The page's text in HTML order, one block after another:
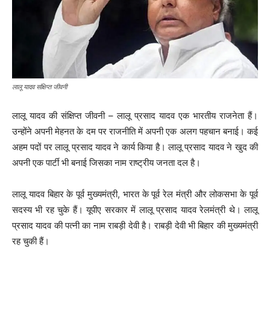
लालू यादव संक्षिप्त जीवनी
लालू यादव की संक्षिप्त जीवनी – लालू प्रसाद यादव एक भारतीय राजनेता हैं।
उन्होंने अपनी मेहनत के दम पर राजनीति में अपनी एक अलग पहचान बनाई। कई
अहम पदों पर लालू प्रसाद यादव ने कार्य किया है। लालू प्रसाद यादव ने खुद की
अपनी एक पार्टी भी बनाई जिसका नाम राष्ट्रीय जनता दल है।
लालू यादव बिहार के पूर्व मुख्यमंत्री, भारत के पूर्व रेल मंत्री और लोकसभा के पूर्व
सदस्य भी रह चुके हैं। यूपीए सरकार में लालू प्रसाद यादव रेलमंत्री थे। लालू
प्रसाद यादव की पत्नी का नाम राबड़ी देवी है। राबड़ी देवी भी बिहार की मुख्यमंत्री
रह चुकी हैं।